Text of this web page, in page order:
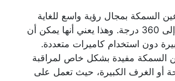
السمكة بمجال رؤية واسع للغاية
يتراوح من 180 إلى 360 درجة. وهذا يعني أنها يمكن أن
دون استخدام كاميرات متعددة.
السمكة مفيدة بشكل خاص لمراقبة
أو الغرف الكبيرة، حيث تعمل على